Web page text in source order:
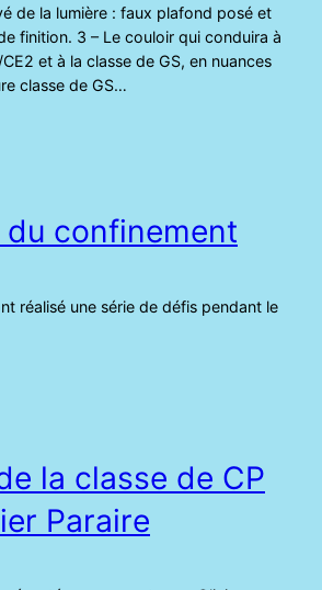
de la lumière : faux plafond posé et
finition. 3 – Le couloir qui conduira à
et à la classe de GS, en nuances
classe de GS…
du confinement
réalisé une série de défis pendant le
la classe de CP
Paraire